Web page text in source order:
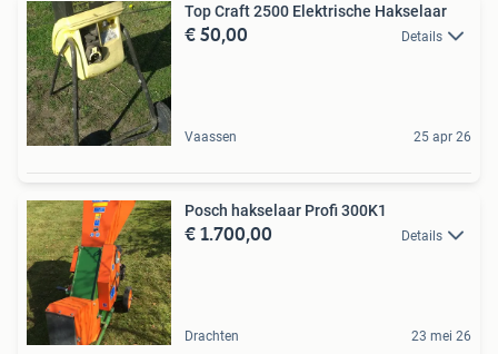
Top Craft 2500 Elektrische Hakselaar
€ 50,00 Details
Vaassen 25 apr 26
Posch hakselaar Profi 300K1
€ 1.700,00 Details
Drachten 23 mei 26